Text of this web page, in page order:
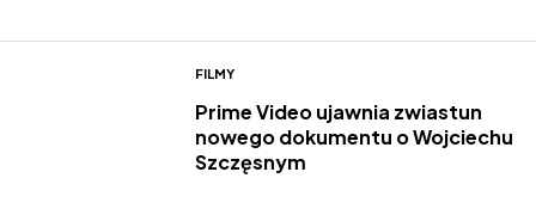
FILMY
Prime Video ujawnia zwiastun
nowego dokumentu o Wojciechu
Szczęsnym